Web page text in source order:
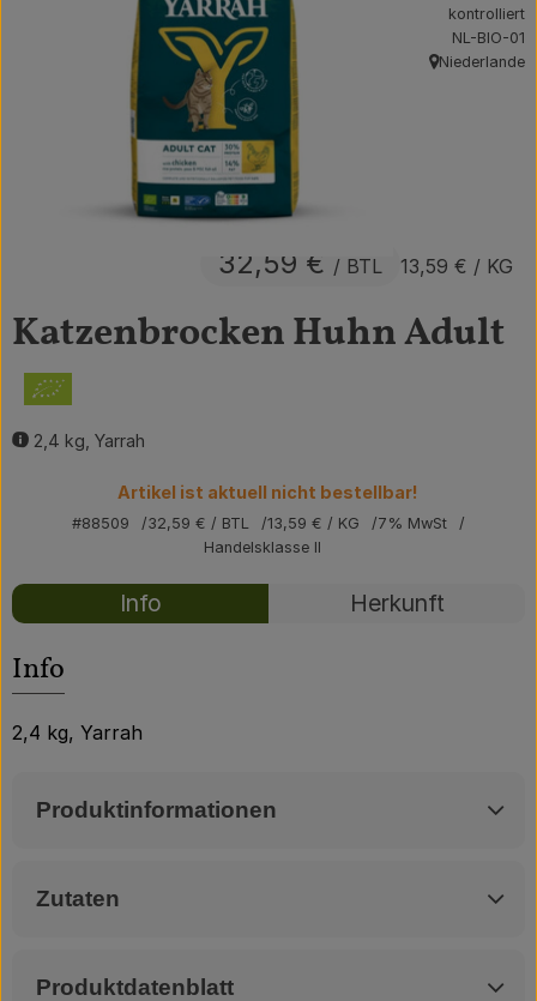
Obst & Gemüse
Vorratskammer
Der Betrieb
Brodowin besuchen
Catering
Community
Katzenbrocken Huhn Adult
2,4 kg, Yarrah
32,59 € / BTL 13,59 € / KG
kontrolliert
,NL-BIO-01
, Herkunft:
Niederlande
Artikel ist aktuell nicht bestellbar!
#88509 32,59 € / BTL 13,59 € / KG
7% MwSt
Handelsklasse II
Rezepte
Info Herkunft
Info
2,4 kg, Yarrah
Produktinformationen
Zutaten
Produktdatenblatt